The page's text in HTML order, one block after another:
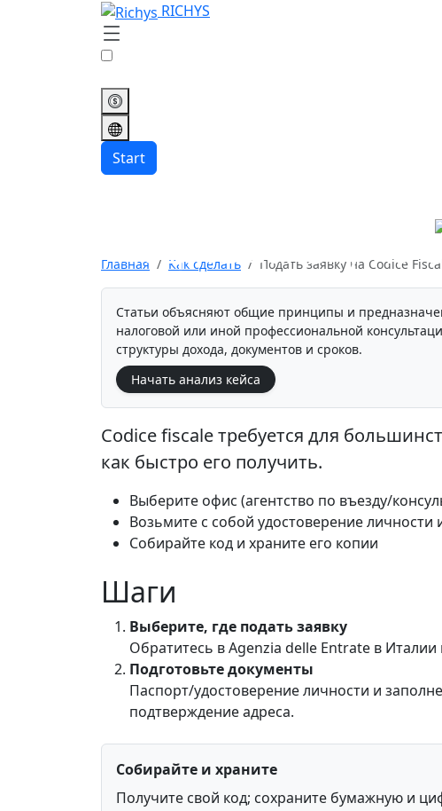
RICHYS
Start
Подать заявку на
Главная Как сделать Подать заявку на Codice
Статьи объясняют общие принципы и
налоговой или иной профессиональной
структуры дохода, документов и сроков.
Начать анализ кейса
Codice fiscale требуется для
как быстро его получить.
Выберите офис (агентство по въезду/
Возьмите с собой удостоверение личности
Собирайте код и храните его копии
Шаги
Выберите, где подать заявку
Обратитесь в Agenzia delle Entrate в
Подготовьте документы
Паспорт/удостоверение личности и
подтверждение адреса.
Собирайте и храните
Получите свой код; сохраните бумажную и